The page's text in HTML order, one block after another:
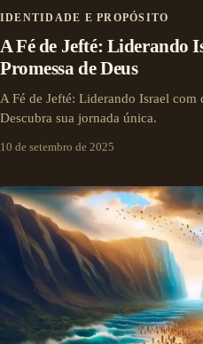
IDENTIDADE E PROPÓSITO
A Fé de Jefté: Liderando
Promessa de Deus
A Fé de Jefté: Liderando Israel com
Descubra sua jornada única.
10 de setembro de 2025